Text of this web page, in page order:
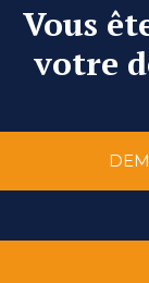
Vous
votre